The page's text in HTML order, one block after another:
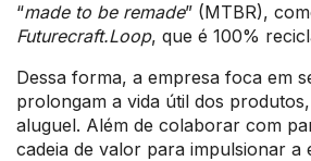
“made to be remade” (MTBR),
Futurecraft.Loop, que é 100%
Dessa forma, a empresa foca em
prolongam a vida útil dos
aluguel. Além de colaborar com
cadeia de valor para impulsionar a